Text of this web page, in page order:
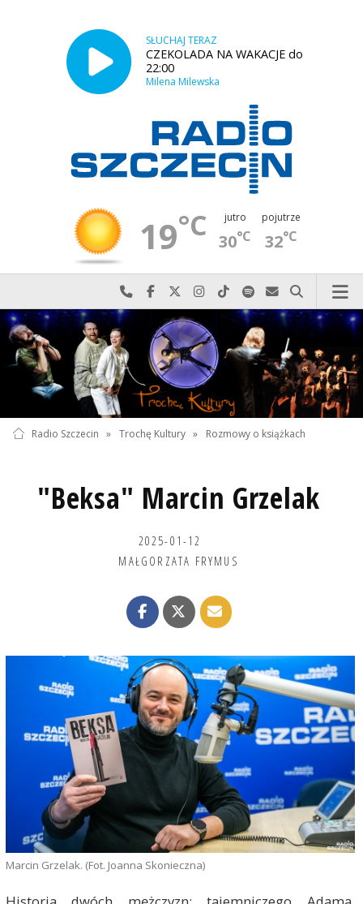
SŁUCHAJ TERAZ
CZEKOLADA NA WAKACJE do
22:00
Milena Milewska
19°C jutro
30°C
pojutrze
32°C
Najlepiej po prostu do nas zadzwoń
Odwiedź nas na Facebook-u
Odwiedź nas na X
Odwiedź nas na Instagram-ie
Odwiedź nas na TikTok-u
Szukaj nas na Spotify
Wyślij do nas
Szukaj
Radio Szczecin » Trochę Kultury » Rozmowy o książkach
"Beksa" Marcin Grzelak
2025-01-12
MAŁGORZATA FRYMUS
Marcin Grzelak. (Fot. Joanna Skonieczna)